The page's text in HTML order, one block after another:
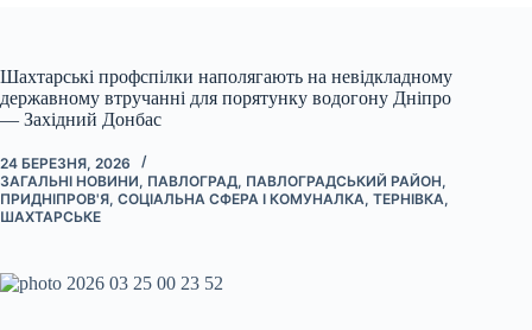
Шахтарські профспілки наполягають на невідкладному
державному втручанні для порятунку водогону Дніпро
— Західний Донбас
24 БЕРЕЗНЯ, 2026
ЗАГАЛЬНІ НОВИНИ, ПАВЛОГРАД, ПАВЛОГРАДСЬКИЙ РАЙОН,
ПРИДНІПРОВ'Я, СОЦІАЛЬНА СФЕРА І КОМУНАЛКА, ТЕРНІВКА,
ШАХТАРСЬКЕ